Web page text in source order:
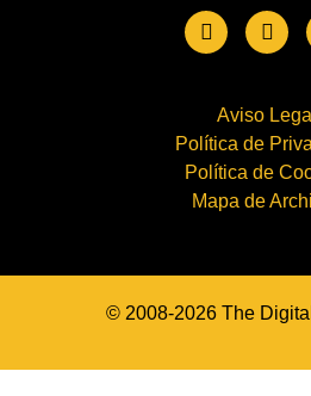
Aviso Legal
Política de
Política de
Mapa de
© 2008-2026 The